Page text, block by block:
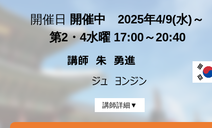
開催日
開催中 2025年4/9(水)～
第2・4水曜 17:00～20:40
講師詳細▼